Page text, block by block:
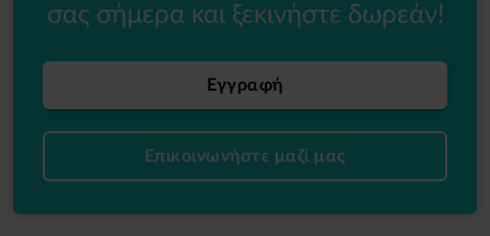
σας σήμερα και ξεκινήστε δωρεάν!
Εγγραφή
Επικοινωνήστε μαζί μας